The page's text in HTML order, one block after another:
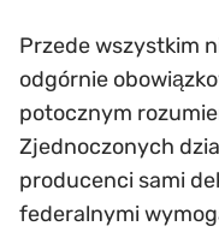
Przede wszystkim
odgórnie
potocznym
Zjednoczonych
producenci sami
federalnymi